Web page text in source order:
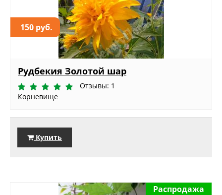
150 руб.
Рудбекия Золотой шар
Отзывы: 1
Корневище
Купить
Распродажа